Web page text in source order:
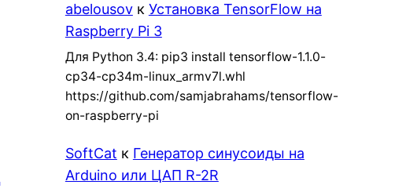
abelousovк Установка TensorFlow на
Raspberry Pi 3
Для Python 3.4: pip3 install tensorflow-1.1.0-
cp34-cp34m-linux_armv7l.whl
https://github.com/samjabrahams/tensorflow-
on-raspberry-pi
SoftCat к Генератор синусоиды на
Arduino или ЦАП R-2R